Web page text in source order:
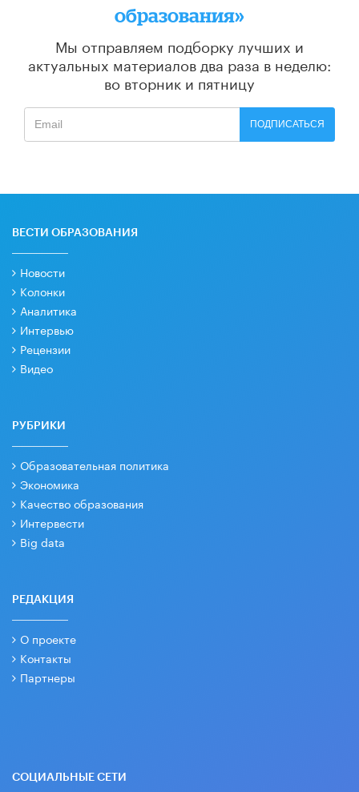
образования»
Мы отправляем подборку лучших и
актуальных материалов два раза в неделю:
во вторник и пятницу
ПОДПИСАТЬСЯ
ВЕСТИ ОБРАЗОВАНИЯ
Новости
Колонки
Аналитика
Интервью
Рецензии
Видео
РУБРИКИ
Образовательная политика
Экономика
Качество образования
Интервести
Big data
РЕДАКЦИЯ
О проекте
Контакты
Партнеры
СОЦИАЛЬНЫЕ СЕТИ